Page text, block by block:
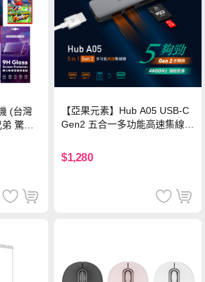
(台灣
驚奇
【亞果元素】Hub A05 USB-C
Gen2 五合一多功能高速集線
$1,280